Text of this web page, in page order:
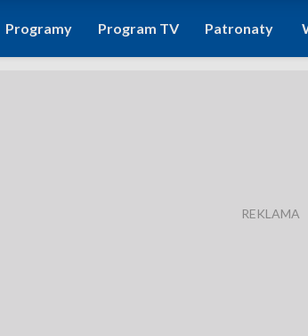
Programy Program TV Patronaty